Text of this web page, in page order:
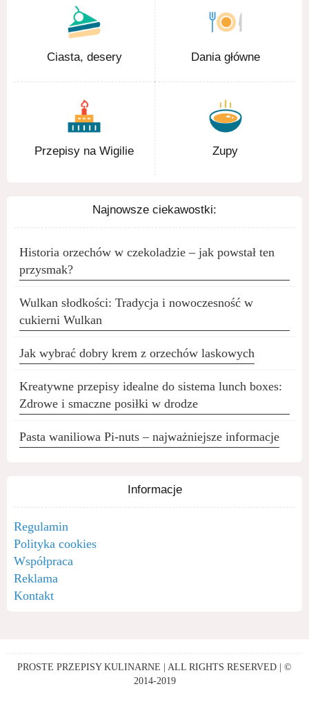
Ciasta, desery Dania główne
Przepisy na Wigilie Zupy
Najnowsze ciekawostki:
Historia orzechów w czekoladzie – jak powstał ten
przysmak?
Wulkan słodkości: Tradycja i nowoczesność w
cukierni Wulkan
Jak wybrać dobry krem z orzechów laskowych
Kreatywne przepisy idealne do sistema lunch boxes:
Zdrowe i smaczne posiłki w drodze
Pasta waniliowa Pi-nuts – najważniejsze informacje
Informacje
Regulamin
Polityka cookies
Współpraca
Reklama
Kontakt
PROSTE PRZEPISY KULINARNE | ALL RIGHTS RESERVED | ©
2014-2019